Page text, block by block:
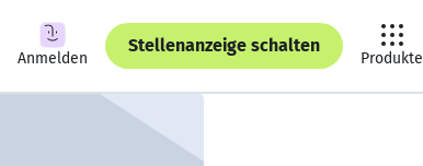
Anmelden
Stellenanzeige schalten
Produkte